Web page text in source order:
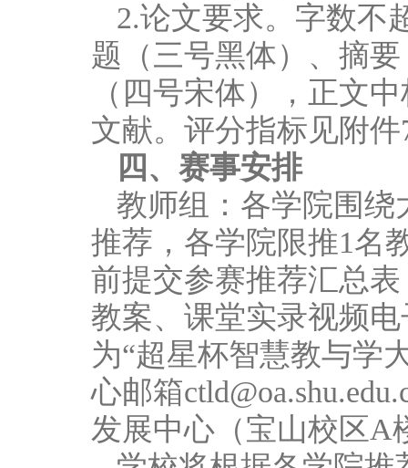
2.论文要求。字数不
题（三号黑体）、摘
（四号宋体），正文
文献。评分指标见附件
四、赛事安排
教师组：各学院围绕
推荐，各学院限推1名
前提交参赛推荐汇总
教案、课堂实录视频
为“超星杯智慧教与学
心邮箱
发展中心（宝山校区A